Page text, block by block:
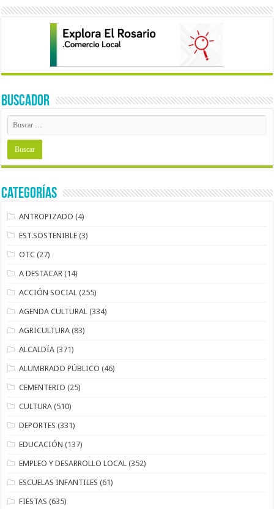
BUSCADOR
Categorías
ANTROPIZADO (4)
EST.SOSTENIBLE (3)
OTC (27)
A DESTACAR (14)
ACCIÓN SOCIAL (255)
AGENDA CULTURAL (334)
AGRICULTURA (83)
ALCALDÍA (371)
ALUMBRADO PÚBLICO (46)
CEMENTERIO (25)
CULTURA (510)
DEPORTES (331)
EDUCACIÓN (137)
EMPLEO Y DESARROLLO LOCAL (352)
ESCUELAS INFANTILES (61)
FIESTAS (635)